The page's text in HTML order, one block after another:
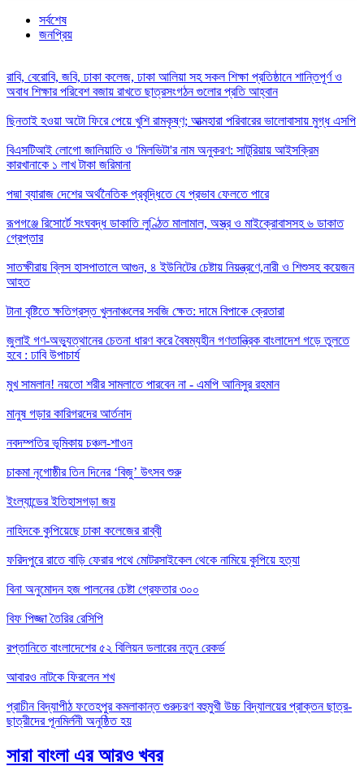
সর্বশেষ
জনপ্রিয়
রাবি, বেরোবি, জবি, ঢাকা কলেজ, ঢাকা আলিয়া সহ সকল শিক্ষা প্রতিষ্ঠানে শান্তিপূর্ণ ও
অবাধ শিক্ষার পরিবেশ বজায় রাখতে ছাত্রসংগঠন গুলোর প্রতি আহ্বান
ছিনতাই হওয়া অটো ফিরে পেয়ে খুশি রামকৃষ্ণ; আত্মহারা পরিবারের ভালোবাসায় মুগ্ধ এসপি
বিএসটিআই লোগো জালিয়াতি ও 'মিলভিটা'র নাম অনুকরণ: সাটুরিয়ায় আইসক্রিম
কারখানাকে ১ লাখ টাকা জরিমানা
পদ্মা ব্যারাজ দেশের অর্থনৈতিক প্রবৃদ্ধিতে যে প্রভাব ফেলতে পারে
রূপগঞ্জে রিসোর্টে সংঘবদ্ধ ডাকাতি লুণ্ঠিত মালামাল, অস্ত্র ও মাইক্রোবাসসহ ৬ ডাকাত
গ্রেপ্তার
সাতক্ষীরায় ব্লিস হাসপাতালে আগুন, ৪ ইউনিটের চেষ্টায় নিয়ন্ত্রণে,নারী ও শিশুসহ কয়েজন
আহত
টানা বৃষ্টিতে ক্ষতিগ্রস্ত খুলনাঞ্চলের সবজি ক্ষেত: দামে বিপাকে ক্রেতারা
জুলাই গণ-অভ্যুত্থানের চেতনা ধারণ করে বৈষম্যহীন গণতান্ত্রিক বাংলাদেশ গড়ে তুলতে
হবে : ঢাবি উপাচার্য
মুখ সামলান! নয়তো শরীর সামলাতে পারবেন না - এমপি আনিসুর রহমান
মানুষ গড়ার কারিগরদের আর্তনাদ
নবদম্পতির ভূমিকায় চঞ্চল-শাওন
চাকমা নৃগোষ্ঠীর তিন দিনের ‘বিজু’ উৎসব শুরু
ইংল্যান্ডের ইতিহাসগড়া জয়
নাহিদকে কুপিয়েছে ঢাকা কলেজের রাব্বী
ফরিদপুরে রাতে বাড়ি ফেরার পথে মোটরসাইকেল থেকে নামিয়ে কুপিয়ে হত্যা
বিনা অনুমোদন হজ পালনের চেষ্টা গ্রেফতার ৩০০
বিফ পিজ্জা তৈরির রেসিপি
রপ্তানিতে বাংলাদেশের ৫২ বিলিয়ন ডলারের নতুন রেকর্ড
আবারও নাটকে ফিরলেন শখ
প্রাচীন বিদ্যাপীঠ ফতেহপুর কমলাকান্ত গুরুচরণ বহুমুখী উচ্চ বিদ্যালয়ের প্রাক্তন ছাত্র-
ছাত্রীদের পূনমির্লনী অনুষ্ঠিত হয়
সারা বাংলা এর আরও খবর